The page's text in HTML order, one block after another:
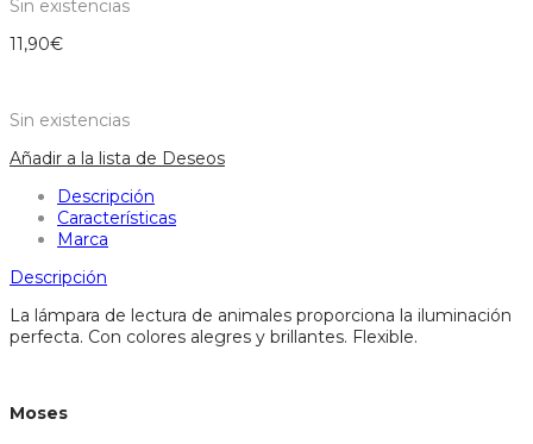
Sin existencias
11,90€
Sin existencias
Añadir a la lista de Deseos
Descripción
Características
Marca
Descripción
La lámpara de lectura de animales proporciona la iluminación
perfecta. Con colores alegres y brillantes. Flexible.
Moses